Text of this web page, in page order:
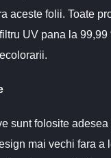
aceste folii. Toate
UV pana la 99,99
sunt folosite adesea
mai vechi fara a